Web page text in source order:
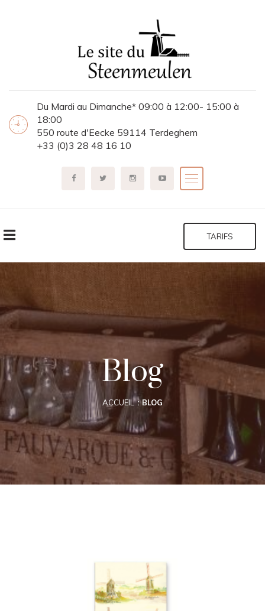
Du Mardi au Dimanche* 09:00 à 12:00- 15:00 à
18:00
550 route d'Eecke 59114 Terdeghem
+33 (0)3 28 48 16 10
TARIFS
Blog
ACCUEIL BLOG